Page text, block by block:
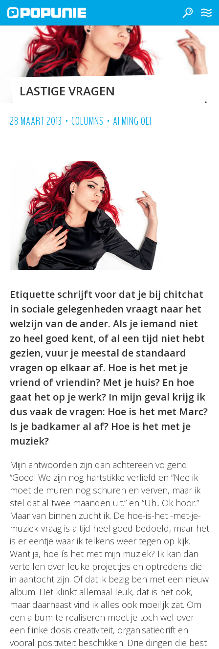
LASTIGE VRAGEN
28 MAART 2013 • COLUMNS • AI MING OEI
Etiquette schrijft voor dat je bij chitchat
in sociale gelegenheden vraagt naar het
welzijn van de ander. Als je iemand niet
zo heel goed kent, of al een tijd niet hebt
gezien, vuur je meestal de standaard
vragen op elkaar af. Hoe is het met je
vriend of vriendin? Met je huis? En hoe
gaat het op je werk? In mijn geval krijg ik
dus vaak de vragen: Hoe is het met Marc?
Is je badkamer al af? Hoe is het met je
muziek?
Mijn antwoorden zijn dan achtereen volgend:
“Goed! We zijn nog hartstikke verliefd en “Nee ik
moet de muren nog schuren en verven, maar ik
stel dat al twee maanden uit.” en “Uh.. Ok hoor.”
Maar van binnen zucht ik. De hoe-is-het -met-je-
muziek-vraag is altijd heel goed bedoeld, maar het
is er eentje waar ik telkens weer tegen op kijk.
Want ja, hoe ís het met mijn muziek? Ik kan dan
vertellen over leuke projectjes en optredens die
in aantocht zijn. Of dat ik bezig ben met een nieuw
album. Het klinkt allemaal leuk, dat is het ook,
maar daarnaast vind ik alles ook moeilijk zat. Om
een album te realiseren moet je toch wel over
een flinke dosis creativiteit, organisatiedrift en
vooral positiviteit beschikken. Drie dingen die best